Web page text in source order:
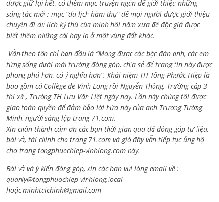
được giữ lại hết, có thêm mục truyện ngắn để giới thiệu những
sáng tác mới ; mục “du lịch hàm thụ” để mọi người được giới thiệu
chuyến đi du lịch kỳ thú của mình hồi năm xưa để độc giả được
biết thêm những cái hay lạ ở một vùng đất khác.
Vẫn theo tôn chỉ ban đầu là “Mong được các bậc đàn anh, các em
từng sống dưới mái trường đóng góp, chia sẻ để trang tin này được
phong phú hơn, có ý nghĩa hơn”. Khái niệm TH Tống Phước Hiệp là
bao gồm cả Collège de Vinh Long rồi Nguyễn Thông, Trường cấp 3
thị xã , Trường TH Lưu Văn Liệt ngày nay. Lần này chúng tôi được
giao toàn quyền để đảm bảo lời hứa này của anh Trương Tường
Minh, người sáng lập trang 71.com.
Xin chân thành cám ơn các bạn thời gian qua đã đóng góp tư liệu,
bài vở, tài chính cho trang 71.com và giờ đây vẫn tiếp tục ủng hộ
cho trang tongphuochiep-vinhlong.com này.
Bài vở và ý kiến đóng góp, xin các bạn vui lòng email về :
quanly@tongphuochiep-vinhlong.local
hoặcminhtaichinh@gmail.com